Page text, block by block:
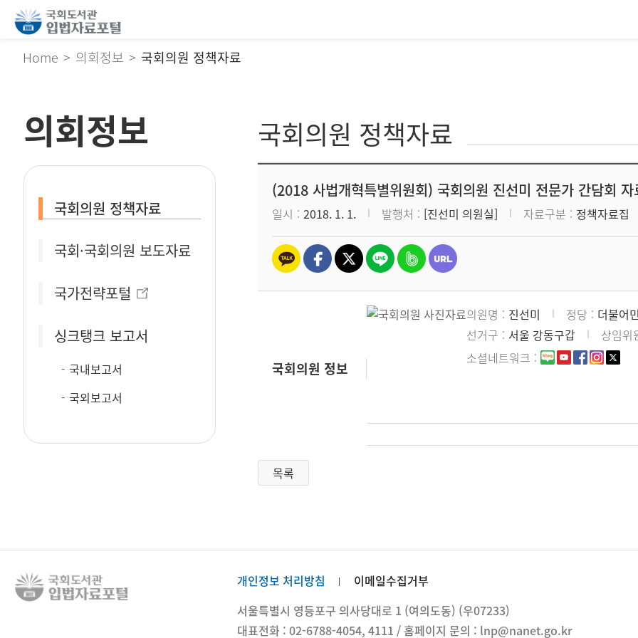
Home 의회정보 국회의원 정책자료
의회정보
국회의원 정책자료
국회·국회의원 보도자료
국가전략포털
싱크탱크 보고서
국내보고서
국외보고서
국회의원 정책자료
(2018 사법개혁특별위원회) 국회의원 진선미 전문가 간담회
일시 2018. 1. 1. 발행처 [진선미 의원실] 자료구분 정책자료집
국회의원 정보
의원명 진선미 정당 더불어
선거구
서울 강동구갑 상임위
소셜네트워크
목록
개인정보 처리방침
이메일수집거부
서울특별시 영등포구 의사당대로 1 (여의도동) (우07233)
대표전화 : 02-6788-4054, 4111 / 홈페이지 문의 : lnp@nanet.go.kr